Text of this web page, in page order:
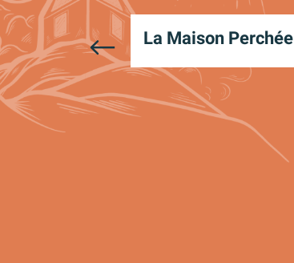
La Maison Perchée